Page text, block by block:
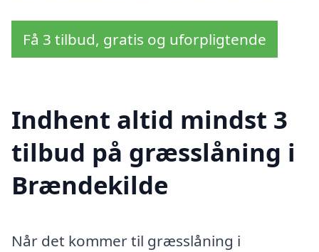
Få 3 tilbud, gratis og uforpligtende
Indhent altid mindst 3
tilbud på græsslåning i
Brændekilde
Når det kommer til græsslåning i